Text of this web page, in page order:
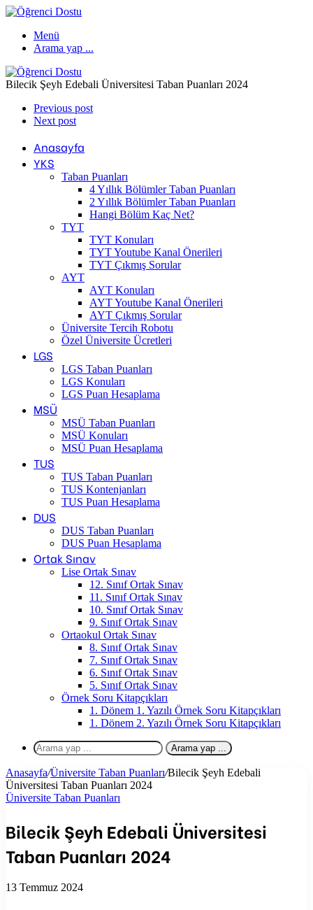
Menü
Arama yap ...
Bilecik Şeyh Edebali Üniversitesi Taban Puanları 2024
Previous post
Next post
Anasayfa
YKS
Taban Puanları
4 Yıllık Bölümler Taban Puanları
2 Yıllık Bölümler Taban Puanları
Hangi Bölüm Kaç Net?
TYT
TYT Konuları
TYT Youtube Kanal Önerileri
TYT Çıkmış Sorular
AYT
AYT Konuları
AYT Youtube Kanal Önerileri
AYT Çıkmış Sorular
Üniversite Tercih Robotu
Özel Üniversite Ücretleri
LGS
LGS Taban Puanları
LGS Konuları
LGS Puan Hesaplama
MSÜ
MSÜ Taban Puanları
MSÜ Konuları
MSÜ Puan Hesaplama
TUS
TUS Taban Puanları
TUS Kontenjanları
TUS Puan Hesaplama
DUS
DUS Taban Puanları
DUS Puan Hesaplama
Ortak Sınav
Lise Ortak Sınav
12. Sınıf Ortak Sınav
11. Sınıf Ortak Sınav
10. Sınıf Ortak Sınav
9. Sınıf Ortak Sınav
Ortaokul Ortak Sınav
8. Sınıf Ortak Sınav
7. Sınıf Ortak Sınav
6. Sınıf Ortak Sınav
5. Sınıf Ortak Sınav
Örnek Soru Kitapçıkları
1. Dönem 1. Yazılı Örnek Soru Kitapçıkları
1. Dönem 2. Yazılı Örnek Soru Kitapçıkları
Arama yap ...
Anasayfa/Üniversite Taban Puanları/Bilecik Şeyh Edebali
Üniversitesi Taban Puanları 2024
Üniversite Taban Puanları
Bilecik Şeyh Edebali Üniversitesi
Taban Puanları 2024
13 Temmuz 2024